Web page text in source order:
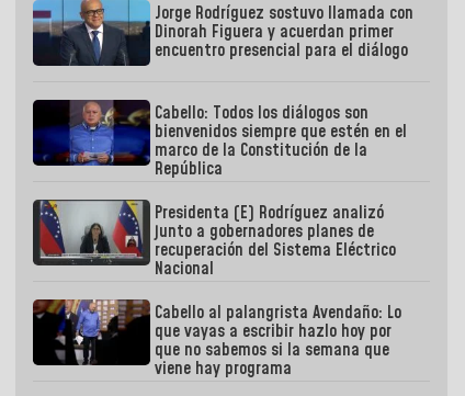
Jorge Rodríguez sostuvo llamada con
Dinorah Figuera y acuerdan primer
encuentro presencial para el diálogo
Cabello: Todos los diálogos son
bienvenidos siempre que estén en el
marco de la Constitución de la
República
Presidenta (E) Rodríguez analizó
junto a gobernadores planes de
recuperación del Sistema Eléctrico
Nacional
Cabello al palangrista Avendaño: Lo
que vayas a escribir hazlo hoy por
que no sabemos si la semana que
viene hay programa